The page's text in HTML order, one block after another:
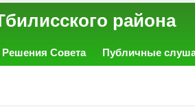
Решения Совета Публичные